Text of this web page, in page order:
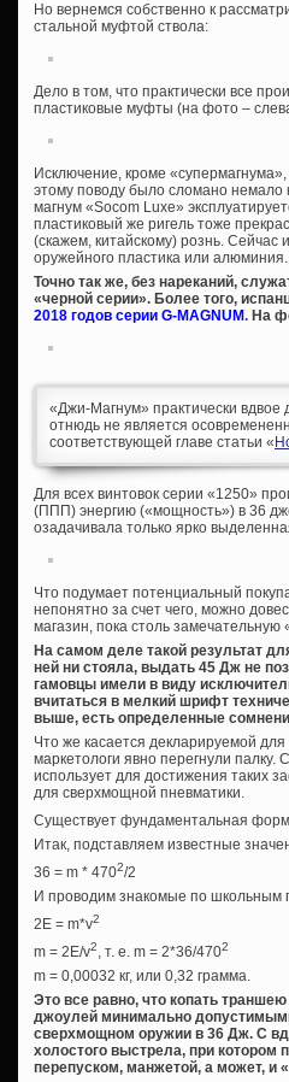
Но вернемся собственно к
стальной муфтой ствола:
Дело в том, что практически все
пластиковые муфты (на фото –
Исключение, кроме
этому поводу было сломано немало
магнум «Socom Luxe»
пластиковый же ригель тоже
(скажем, китайскому) рознь.
оружейного пластика или алюминия.
Точно так же, без нареканий,
«черной серии». Более того,
2018 годов серии G-MAGNUM. На
«Джи-Магнум» практически вдвое
отнюдь не является
соответствующей главе статьи «
Для всех винтовок серии «1250»
(ППП) энергию («мощность») в 36
озадачивала только ярко
Что подумает потенциальный
непонятно за счет чего, можно
магазин, пока столь
На самом деле такой результат
ней ни стояла, выдать 45 Дж не
гамовцы имели в виду
вчитаться в мелкий шрифт
выше, есть определенные
Что же касается декларируемой
маркетологи явно перегнули
использует для достижения таких
для сверхмощной пневматики.
Существует фундаментальная
Итак, подставляем известные
36 = m * 4702/2
И проводим знакомые по школьным
2E = m*v2
m = 2E/v2, т. е. m = 2*36/4702
m = 0,00032 кг, или 0,32 грамма.
Это все равно, что копать
джоулей минимально
сверхмощном оружии в 36 Дж. С
холостого выстрела, при котором
перепуском, манжетой, а может, и